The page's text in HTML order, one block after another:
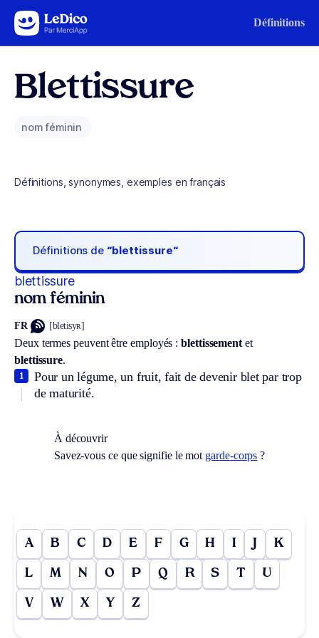
Aller au contenu Définitions
Blettissure
nom féminin
Définitions, synonymes, exemples en français
Définitions de “blettissure“
blettissure
nom féminin
FR [bletisyʀ]
Deux termes peuvent être employés :blettissement et
blettissure.
Pour un légume, un fruit, fait de devenir blet par trop
de maturité.
1
À découvrir
Savez-vous ce que signifie le mot garde-corps ?
A B C D E F G H I J K
L M N O P Q R S T U
V W X Y Z